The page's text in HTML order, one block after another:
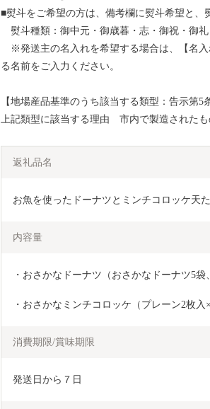
■熨斗をご希望の方は、備考欄に熨斗希望と、
熨斗種類：御中元・御歳暮・志・御祝・御礼
※発送主の名入れを希望する場合は、【名
る名前をご入力ください。
【地場産品基準のうち該当する類型：告示第5
上記類型に該当する理由 市内で製造された
返礼品名
お魚を使ったドーナツとミンチコロッケ天
内容量
・おさかなドーナツ（おさかなドーナツ5袋
・おさかなミンチコロッケ（プレーン2枚入
消費期限/賞味期限
発送日から７日